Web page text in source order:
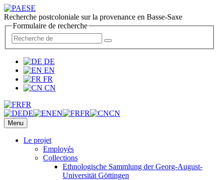
Recherche postcoloniale sur la provenance en Basse-Saxe
Formulaire de recherche
DE
EN
FR
CN
FR
DE
EN FR CN
Menu
Le projet
Employés
Collections
Ethnologische Sammlung der Georg-August-
Universität Göttingen